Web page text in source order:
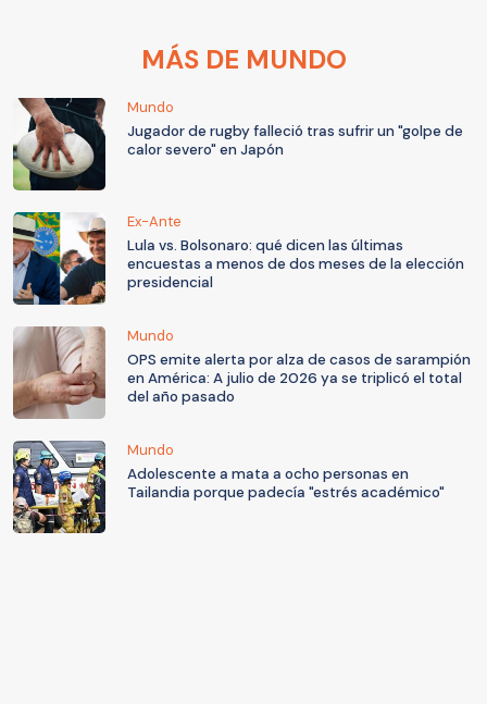
MÁS DE MUNDO
Mundo
Jugador de rugby falleció tras sufrir un "golpe de
calor severo" en Japón
Ex-Ante
Lula vs. Bolsonaro: qué dicen las últimas
encuestas a menos de dos meses de la elección
presidencial
Mundo
OPS emite alerta por alza de casos de sarampión
en América: A julio de 2026 ya se triplicó el total
del año pasado
Mundo
Adolescente a mata a ocho personas en
Tailandia porque padecía "estrés académico"